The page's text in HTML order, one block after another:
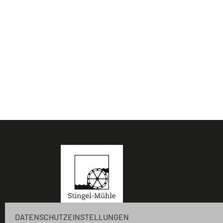
Stingel-Mühle GmbH & Co. KG
DATENSCHUTZEINSTELLUNGEN